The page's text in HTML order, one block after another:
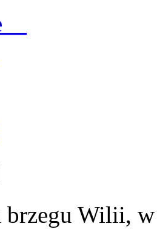
brzegu Wilii,